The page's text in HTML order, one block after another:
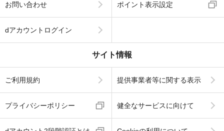
お問い合わせ ポイント表示設定
dアカウントログイン
サイト情報
ご利用規約 提供事業者等に関する表示
プライバシーポリシー 健全なサービスに向けて